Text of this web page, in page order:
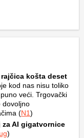
košta deset
kod nas nisu toliko
veći. Trgovački
dovoljno
(N1)
AI gigatvornice
)